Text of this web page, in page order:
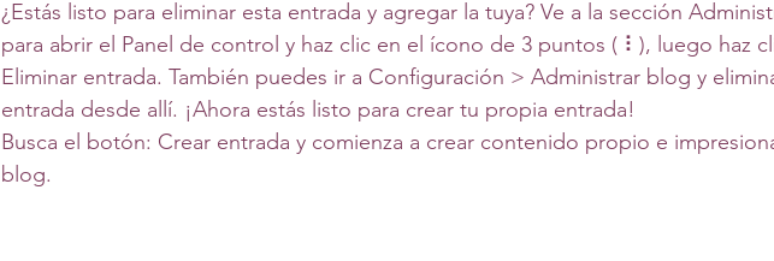
¿Estás listo para eliminar esta entrada y agregar la tuya? Ve a la sección
para abrir el Panel de control y haz clic en el ícono de 3 puntos ( ⠇), luego haz
Eliminar entrada. También puedes ir a Configuración > Administrar blog y
entrada desde allí. ¡Ahora estás listo para crear tu propia entrada!
Busca el botón: Crear entrada y comienza a crear contenido propio e
blog.